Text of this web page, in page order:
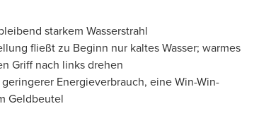
starkem Wasserstrahl
fließt zu Beginn nur kaltes Wasser; warmes
Griff nach links drehen
Energieverbrauch, eine Win-Win-
Geldbeutel